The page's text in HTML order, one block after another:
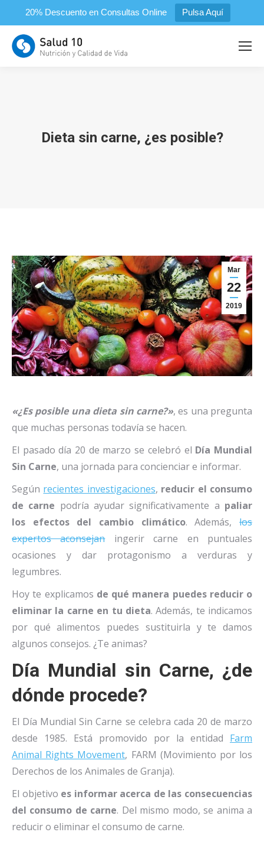
20% Descuento en Consultas Online Pulsa Aquí
Dieta sin carne, ¿es posible?
Mar
22
2019
«¿Es posible una dieta sin carne?», es una pregunta
que muchas personas todavía se hacen.
El pasado día 20 de marzo se celebró el Día Mundial
Sin Carne, una jornada para concienciar e informar.
Según recientes investigaciones, reducir el consumo
de carne podría ayudar significativamente a paliar
los efectos del cambio climático. Además,los
expertos aconsejaningerir carne en puntuales
ocasiones y dar protagonismo a verduras y
legumbres.
Hoy te explicamos de qué manera puedes reducir o
eliminar la carne en tu dieta. Además, te indicamos
por qué alimentos puedes sustituirla y te damos
algunos consejos. ¿Te animas?
Día Mundial sin Carne, ¿de
dónde procede?
El Día Mundial Sin Carne se celebra cada 20 de marzo
desde 1985. Está promovido por la entidad Farm
Animal Rights Movement, FARM (Movimiento por los
Derechos de los Animales de Granja).
El objetivo es informar acerca de las consecuencias
del consumo de carne. Del mismo modo, se anima a
reducir o eliminar el consumo de carne.